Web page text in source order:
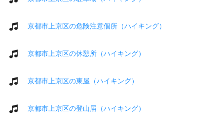
京都市上京区の危険注意個所（ハイキング）
京都市上京区の休憩所（ハイキング）
京都市上京区の東屋（ハイキング）
京都市上京区の登山届（ハイキング）